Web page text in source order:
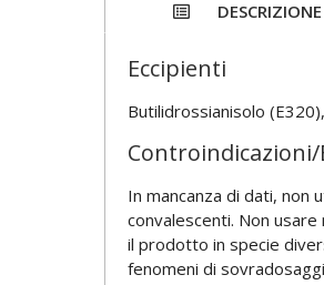
DESCRIZIONE
Eccipienti
Butilidrossianisolo
Controindicazioni/
In mancanza di dati, non
convalescenti. Non
il prodotto in specie
fenomeni di